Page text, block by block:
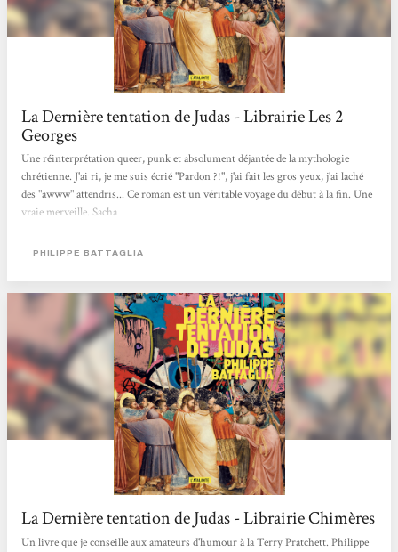
La Dernière tentation de Judas - Librairie Les 2
Georges
Une réinterprétation queer, punk et absolument déjantée de la mythologie
chrétienne. J'ai ri, je me suis écrié "Pardon ?!", j'ai fait les gros yeux, j'ai laché
des "awww" attendris... Ce roman est un véritable voyage du début à la fin. Une
vraie merveille. Sacha
PHILIPPE BATTAGLIA
La Dernière tentation de Judas - Librairie Chimères
Un livre que je conseille aux amateurs d'humour à la Terry Pratchett. Philippe